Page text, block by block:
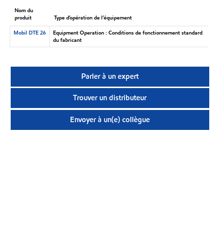
Nom du
produit
Type d’opération de l’équipement
Mobil DTE 26
Equipment Operation : Conditions de fonctionnement standard
du fabricant
Parler à un expert
Trouver un distributeur
Envoyer à un(e) collègue